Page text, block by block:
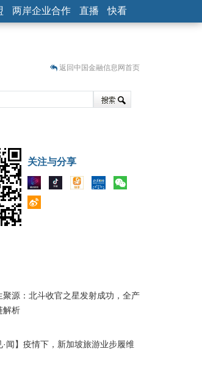
两岸企业合作 直播 快看
返回中国金融信息网首页
关注与分享
聚源：北斗收官之星发射成功，全产
解析
·闻】疫情下，新加坡旅游业步履维